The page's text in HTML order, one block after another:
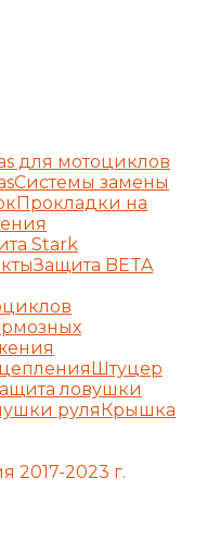
для мотоциклов
Системы замены
Прокладки на
Stark
Защита BETA
Штуцер
ловушки
руляКрышка
2017-2023 г.